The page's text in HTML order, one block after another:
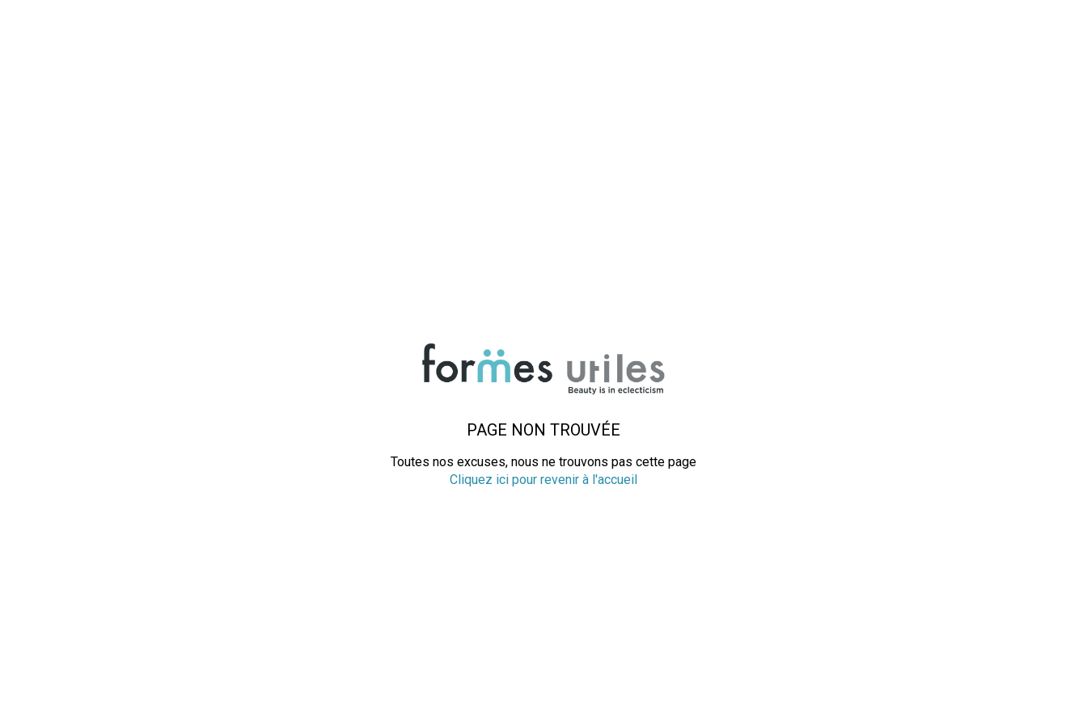
PAGE NON TROUVÉE
Toutes nos excuses, nous ne trouvons pas cette page
Cliquez ici pour revenir à l'accueil